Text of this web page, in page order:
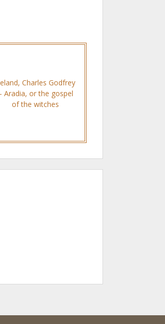
Charles Godfrey
Aradia, or the gospel
of the witches